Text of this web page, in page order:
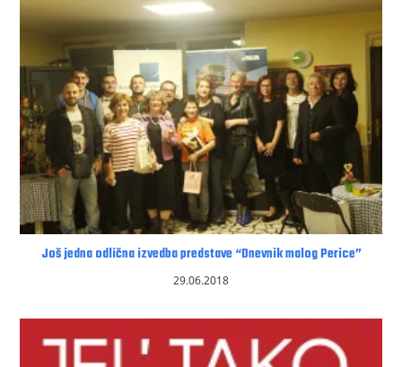
Još jedna odlična izvedba predstave “Dnevnik malog Perice”
29.06.2018